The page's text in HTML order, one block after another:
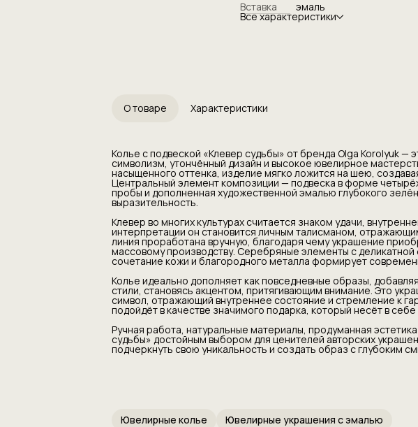
цвета, придающей образу живую
выразительность.
кожи и благородного металла
актуальный силуэт.
украшение для тех, кто выбирает не
символ, отражающий внутреннее
гармонии. Благодаря
подойдёт в качестве значимого
идею удачи, поддержки и
выбором для ценителей авторских
пробы, стремящихся подчеркнуть
образ с глубоким смыслом.
Вставка
эмаль
Все характеристики
О товаре Характеристики
Колье с подвеской «Клевер судьбы» от бренда Olga Korolyuk
символизм, утончённый дизайн и высокое ювелирное
насыщенного оттенка, изделие мягко ложится на шею,
Центральный элемент композиции — подвеска в форме
пробы и дополненная художественной эмалью глубокого
выразительность.
Клевер во многих культурах считается знаком удачи,
интерпретации он становится личным талисманом,
линия проработана вручную, благодаря чему украшение
массовому производству. Серебряные элементы с
сочетание кожи и благородного металла формирует
Колье идеально дополняет как повседневные образы,
стили, становясь акцентом, притягивающим внимание. Это
символ, отражающий внутреннее состояние и стремление к
подойдёт в качестве значимого подарка, который несёт в
Ручная работа, натуральные материалы, продуманная
судьбы» достойным выбором для ценителей авторских
подчеркнуть свою уникальность и создать образ с глубоким
Ювелирные колье Ювелирные украшения с эмалью